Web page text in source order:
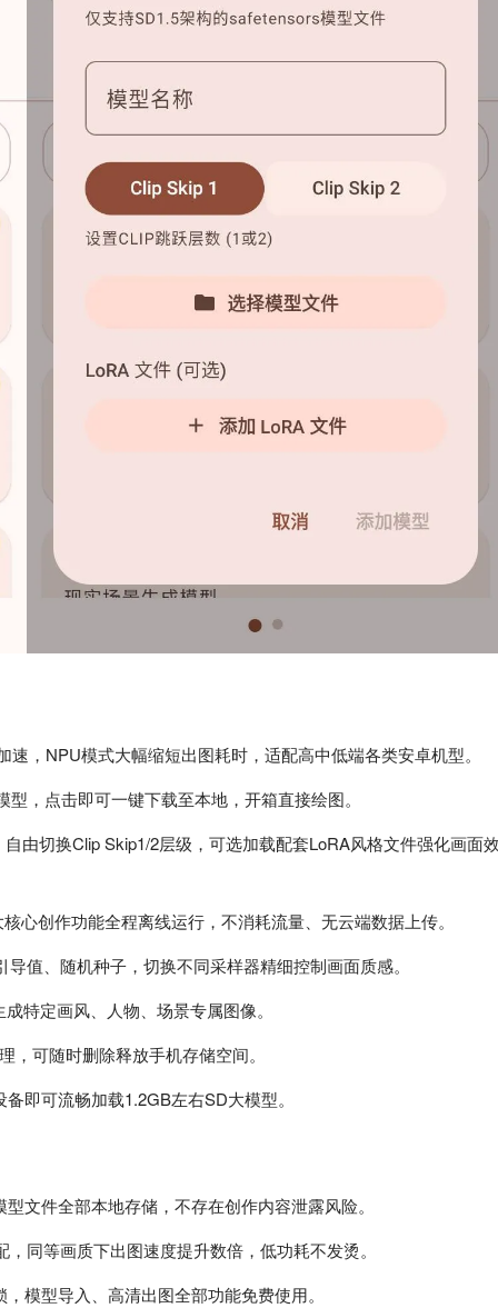
，NPU模式大幅缩短出图耗时，适配高中低端各类安卓机型。
，点击即可一键下载至本地，开箱直接绘图。
由切换Clip Skip1/2层级，可选加载配套LoRA风格文件强化画面
心创作功能全程离线运行，不消耗流量、无云端数据上传。
值、随机种子，切换不同采样器精细控制画面质感。
特定画风、人物、场景专属图像。
可随时删除释放手机存储空间。
即可流畅加载1.2GB左右SD大模型。
文件全部本地存储，不存在创作内容泄露风险。
同等画质下出图速度提升数倍，低功耗不发烫。
模型导入、高清出图全部功能免费使用。